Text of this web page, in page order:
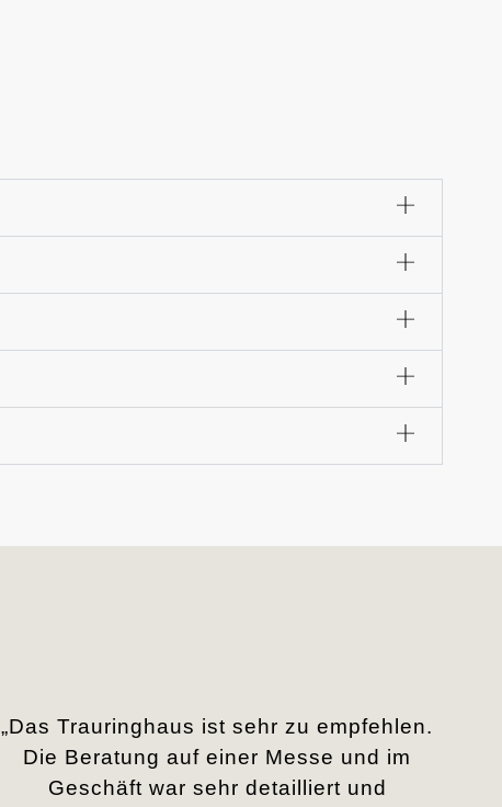
„Das Trauringhaus ist sehr zu empfehlen.
Die Beratung auf einer Messe und im
Geschäft war sehr detailliert und